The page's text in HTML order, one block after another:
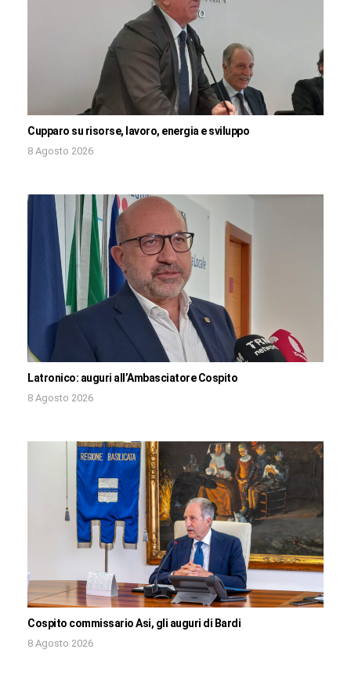
Cupparo su risorse, lavoro, energia e sviluppo
8 Agosto 2026
Latronico: auguri all’Ambasciatore Cospito
8 Agosto 2026
Cospito commissario Asi, gli auguri di Bardi
8 Agosto 2026